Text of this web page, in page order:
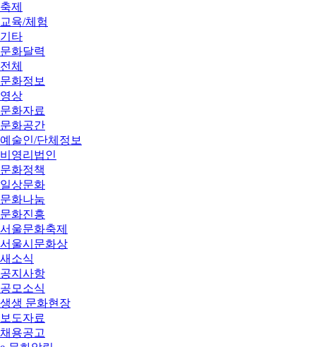
축제
교육/체험
기타
문화달력
전체
문화정보
영상
문화자료
문화공간
예술인/단체정보
비영리법인
문화정책
일상문화
문화나눔
문화진흥
서울문화축제
서울시문화상
새소식
공지사항
공모소식
생생 문화현장
보도자료
채용공고